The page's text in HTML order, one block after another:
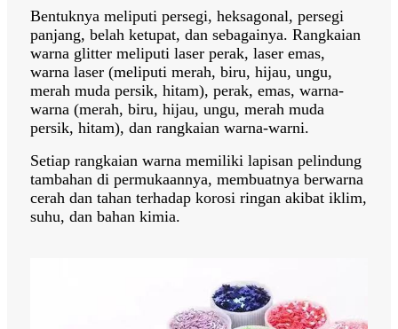
Bentuknya meliputi persegi, heksagonal, persegi
panjang, belah ketupat, dan sebagainya. Rangkaian
warna glitter meliputi laser perak, laser emas,
warna laser (meliputi merah, biru, hijau, ungu,
merah muda persik, hitam), perak, emas, warna-
warna (merah, biru, hijau, ungu, merah muda
persik, hitam), dan rangkaian warna-warni.
Setiap rangkaian warna memiliki lapisan pelindung
tambahan di permukaannya, membuatnya berwarna
cerah dan tahan terhadap korosi ringan akibat iklim,
suhu, dan bahan kimia.